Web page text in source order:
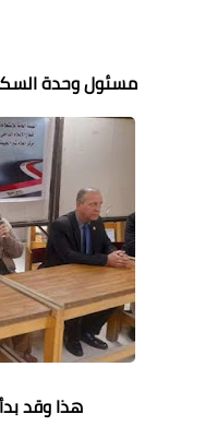
مسئول وحدة
هذا وقد